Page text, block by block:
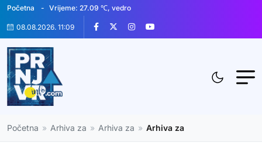
Početna Vrijeme: 27.09 ℃, vedro
08.08.2026. 11:09
Početna » Arhiva za » Arhiva za » Arhiva za